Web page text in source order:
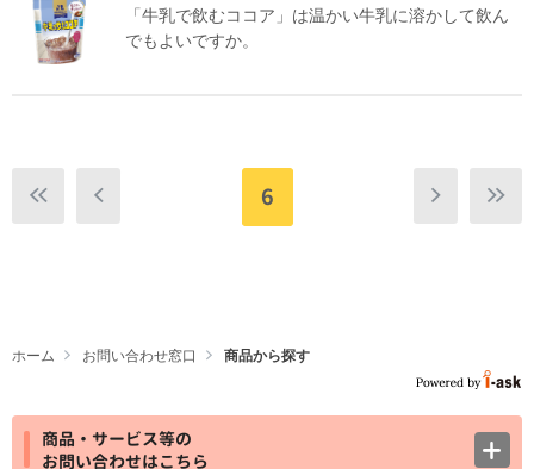
「牛乳で飲むココア」は温かい牛乳に溶かして飲ん
でもよいですか。
6
ホーム お問い合わせ窓口 商品から探す
商品・サービス等の
お問い合わせはこちら